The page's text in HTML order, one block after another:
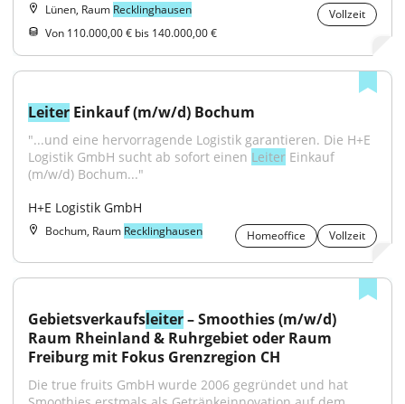
Lünen, Raum Recklinghausen
Vollzeit
Von 110.000,00 € bis 140.000,00 €
Leiter Einkauf (m/w/d) Bochum
"...und eine hervorragende Logistik garantieren. Die H+E
Logistik GmbH sucht ab sofort einen Leiter Einkauf
(m/w/d) Bochum..."
H+E Logistik GmbH
Bochum, Raum Recklinghausen Homeoffice Vollzeit
Gebietsverkaufsleiter – Smoothies (m/w/d)
Raum Rheinland & Ruhrgebiet oder Raum
Freiburg mit Fokus Grenzregion CH
Die true fruits GmbH wurde 2006 gegründet und hat